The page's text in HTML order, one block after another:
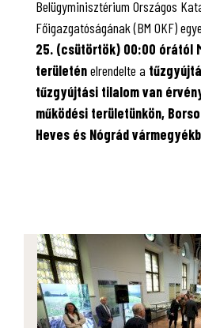
Belügyminisztérium Országos
Főigazgatóságának (BM OKF)
25. (csütörtök) 00:00 órától
területénelrendelte a
tűzgyújtási tilalom van
működési területünkön,
Heves és Nógrád